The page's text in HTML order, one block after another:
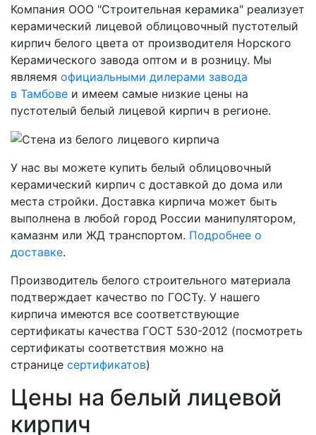
Компания ООО "Строительная керамика" реализует
керамический лицевой облицовочный пустотелый
кирпич белого цвета от производителя Норского
Керамического завода оптом и в розницу. Мы
являемя официальными дилерами завода
в Тамбове и имеем самые низкие цены на
пустотелый белый лицевой кирпич в регионе.
У нас вы можете купить белый облицовочный
керамический кирпич с доставкой до дома или
места стройки. Доставка кирпича может быть
выполнена в любой город России манипулятором,
камазнм или ЖД транспортом. Подробнее о
доставке.
Производитель белого строительного материала
подтверждает качество по ГОСТу. У нашего
кирпича имеются все соответствующие
сертификаты качества ГОСТ 530-2012 (посмотреть
сертификаты соответствия можно на
странице сертификатов)
Цены на белый лицевой
кирпич